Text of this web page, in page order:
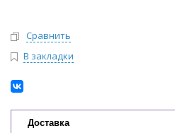
Сравнить
В закладки
Доставка